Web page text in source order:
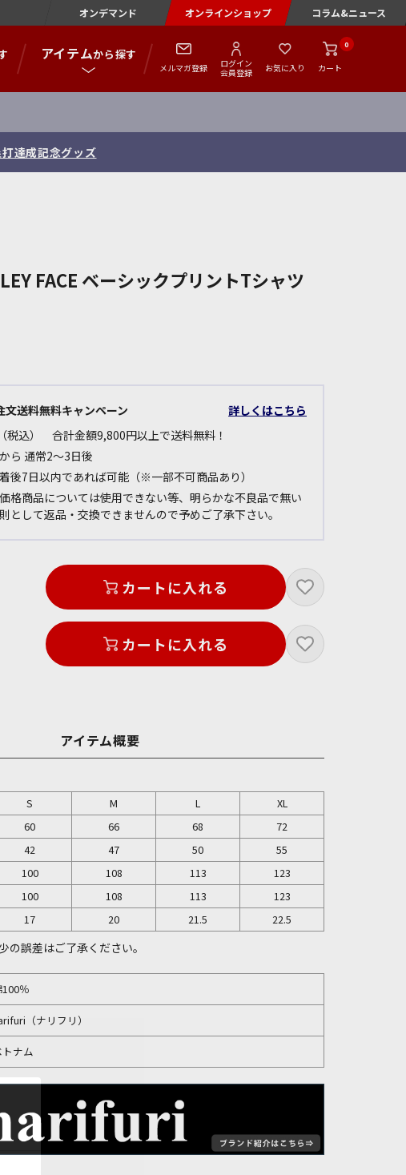
オンデマンド オンラインショップ コラム&ニュース
アイテムから探す
メルマガ登録
ログイン
会員登録
お気に入り カート
0
達成記念グッズ
BLACK
FACE ベーシックプリントTシャツ
文送料無料キャンペーン
詳しくはこちら
税込） 合計金額9,800円以上で送料無料！
ら 通常2～3日後
後7日以内であれば可能（※一部不可商品あり）
格商品については使用できない等、明らかな不良品で無い
として返品・交換できませんので予めご了承下さい。
カートに入れる
カートに入れる
アイテム概要
S M L
XL
60 66 68
72
42 47 50
55
100 108 113
123
100 108 113
123
17 20 21.5 22.5
誤差はご了承ください。
％
（ナリフリ）
トナム